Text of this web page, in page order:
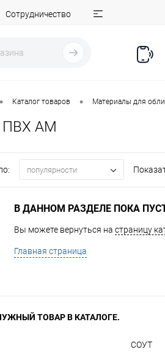
Сотрудничество
• Каталог товаров • Материалы для
ПВХ AM
популярности
В ДАННОМ РАЗДЕЛЕ ПОКА
Вы можете вернуться на страницу
Главная страница
ТОВАР В КАТАЛОГЕ.
СОУТ